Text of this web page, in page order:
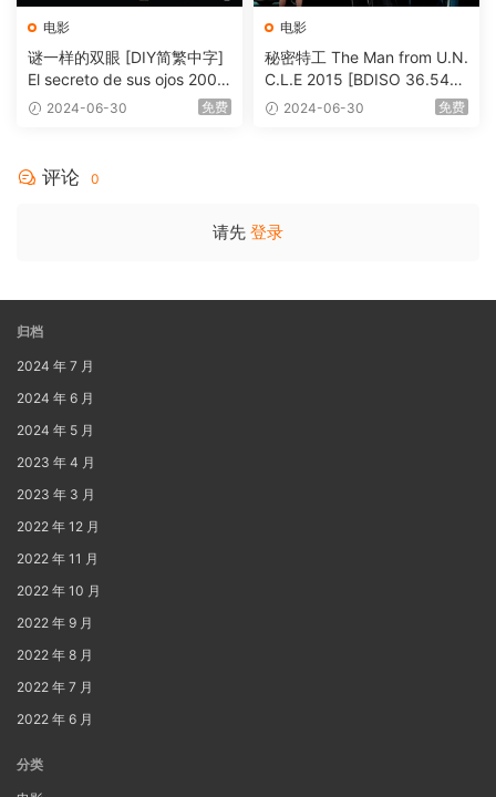
电影
谜一样的双眼 [DIY简繁中字]
El secreto de sus ojos 2009
1080p Blu-ray AVC DTS-HD
2024-06-30 免费
电影
秘密特工 The Man from U.N.
C.L.E 2015 [BDISO 36.54G
B] 2024-06-30 免费
评论 0
请先 登录
归档
2024 年 7 月
2024 年 6 月
2024 年 5 月
2023 年 4 月
2023 年 3 月
2022 年 12 月
2022 年 11 月
2022 年 10 月
2022 年 9 月
2022 年 8 月
2022 年 7 月
2022 年 6 月
分类